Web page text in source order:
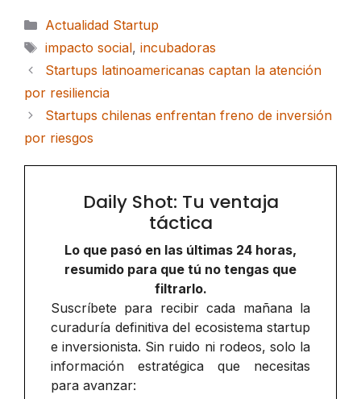
Categorías
Actualidad Startup
Etiquetas
impacto social, incubadoras
Startups latinoamericanas captan la atención
por resiliencia
Startups chilenas enfrentan freno de inversión
por riesgos
Daily Shot: Tu ventaja
táctica
Lo que pasó en las últimas 24 horas,
resumido para que tú no tengas que
filtrarlo.
Suscríbete para recibir cada mañana la
curaduría definitiva del ecosistema startup
e inversionista. Sin ruido ni rodeos, solo la
información estratégica que necesitas
para avanzar: